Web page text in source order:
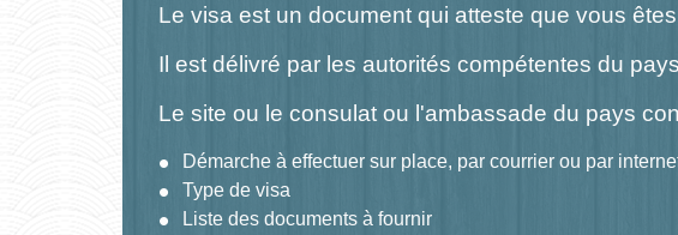
Le visa est un document qui atteste que vous
Il est délivré par les autorités compétentes du
Le site ou le consulat ou l'ambassade du pays
Démarche à effectuer sur place, par courrier ou par
Type de visa
Liste des documents à fournir